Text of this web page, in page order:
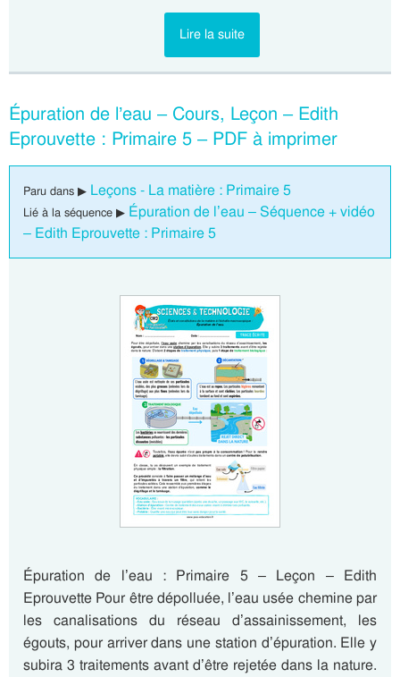
Lire la suite
Épuration de l’eau – Cours, Leçon – Edith
Eprouvette : Primaire 5 – PDF à imprimer
Paru dans ▶ Leçons - La matière : Primaire 5
Lié à la séquence ▶ Épuration de l’eau – Séquence + vidéo
– Edith Eprouvette : Primaire 5
Épuration de l’eau : Primaire 5 – Leçon – Edith
Eprouvette Pour être dépolluée, l’eau usée chemine par
les canalisations du réseau d’assainissement, les
égouts, pour arriver dans une station d’épuration. Elle y
subira 3 traitements avant d’être rejetée dans la nature.